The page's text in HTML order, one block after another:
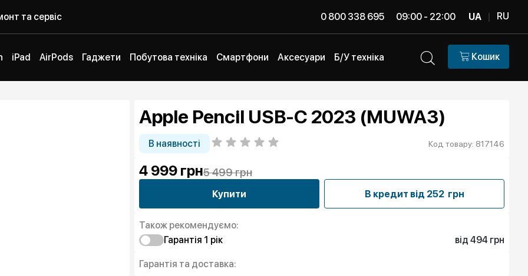
та сервіс 0 800 338 695 09:00 - 22:00 UA | RU
iPad AirPods Гаджети Побутова техніка Смартфони Аксесуари Б/У техніка Кошик
Apple Pencil USB-C 2023 (MUWA3)
В наявності Код товару: 817146
4 999 грн5 499 грн
Купити В кредит від 252 грн
Також рекомендуємо:
Гарантія 1 рiк
від 494 грн
Гарантія та доставка: